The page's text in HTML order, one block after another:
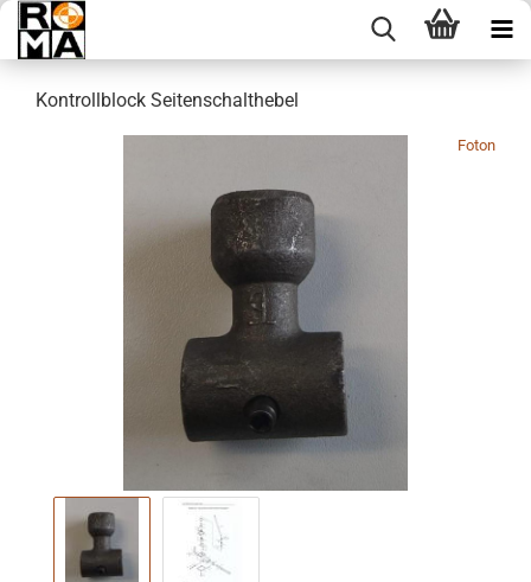
Kontrollblock Seitenschalthebel
Foton